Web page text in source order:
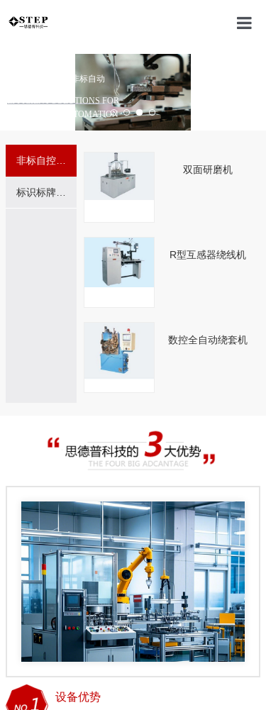
西安思德普机电 非标自动
EFFICIENT SOLUTIONS FOR
INDUSTRIAL AUTOMATION
非标自控设备
双面研磨机
R型互感器绕线机
数控全自动绕套机
设备优势